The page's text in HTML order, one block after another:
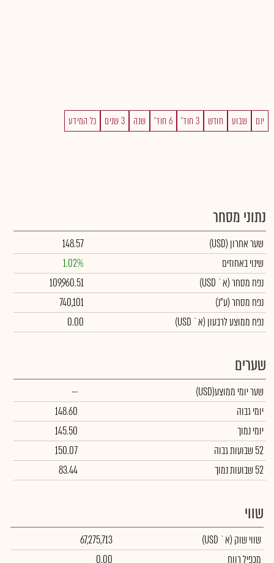
יום שבוע חודש 3 חוד' 6 חוד' שנה 3 שנים כל המידע
נתוני מסחר
שער אחרון (USD)
148.57
שינוי באחוזים
1.02%
נפח מסחר(א` USD)
109,960.51
נפח מסחר(ע"נ)
740,101
נפח ממוצע לרבעון (א` USD)
0.00
שערים
שער יומי ממוצע(USD)
--
יומי גבוה
148.60
יומי נמוך
145.50
52 שבועות גבוה
150.07
52 שבועות נמוך
83.44
שווי
שווי שוק (א` USD)
67,275,713
מכפיל רווח
0.00